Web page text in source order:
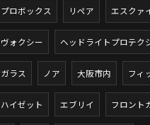
プロボックス リペア エスクァ
ヴォクシー ヘッドライトプロテク
ガラス ノア 大阪市内 フィ
ハイゼット エブリイ フロント